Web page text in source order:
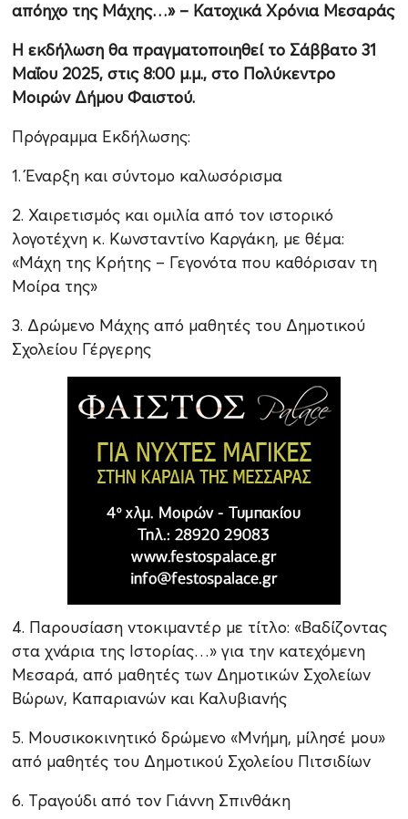
απόηχο της Μάχης…» – Κατοχικά Χρόνια Μεσαράς
Η εκδήλωση θα πραγματοποιηθεί το Σάββατο 31
Μαΐου 2025, στις 8:00 μ.μ., στο Πολύκεντρο
Μοιρών Δήμου Φαιστού.
Πρόγραμμα Εκδήλωσης:
1. Έναρξη και σύντομο καλωσόρισμα
2. Χαιρετισμός και ομιλία από τον ιστορικό
λογοτέχνη κ. Κωνσταντίνο Καργάκη, με θέμα:
«Μάχη της Κρήτης – Γεγονότα που καθόρισαν τη
Μοίρα της»
3. Δρώμενο Μάχης από μαθητές του Δημοτικού
Σχολείου Γέργερης
4. Παρουσίαση ντοκιμαντέρ με τίτλο: «Βαδίζοντας
στα χνάρια της Ιστορίας…» για την κατεχόμενη
Μεσαρά, από μαθητές των Δημοτικών Σχολείων
Βώρων, Καπαριανών και Καλυβιανής
5. Μουσικοκινητικό δρώμενο «Μνήμη, μίλησέ μου»
από μαθητές του Δημοτικού Σχολείου Πιτσιδίων
6. Τραγούδι από τον Γιάννη Σπινθάκη